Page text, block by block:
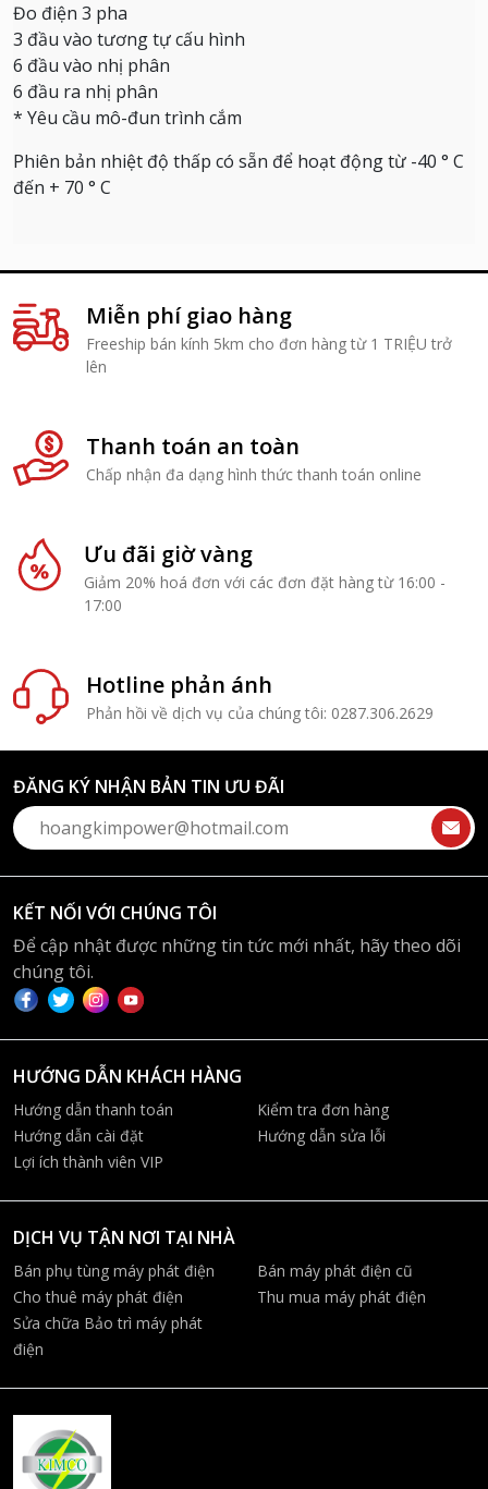
Đo điện 3 pha
3 đầu vào tương tự cấu hình
6 đầu vào nhị phân
6 đầu ra nhị phân
* Yêu cầu mô-đun trình cắm
Phiên bản nhiệt độ thấp có sẵn để hoạt động từ -40 ° C
đến + 70 ° C
Miễn phí giao hàng
Freeship bán kính 5km cho đơn hàng từ 1 TRIỆU trở
lên
Thanh toán an toàn
Chấp nhận đa dạng hình thức thanh toán online
Ưu đãi giờ vàng
Giảm 20% hoá đơn với các đơn đặt hàng từ 16:00 -
17:00
Hotline phản ánh
Phản hồi về dịch vụ của chúng tôi: 0287.306.2629
ĐĂNG KÝ NHẬN BẢN TIN ƯU ĐÃI
KẾT NỐI VỚI CHÚNG TÔI
Để cập nhật được những tin tức mới nhất, hãy theo dõi
chúng tôi.
HƯỚNG DẪN KHÁCH HÀNG
Hướng dẫn thanh toán
Kiểm tra đơn hàng
Hướng dẫn cài đặt
Hướng dẫn sửa lỗi
Lợi ích thành viên VIP
DỊCH VỤ TẬN NƠI TẠI NHÀ
Bán phụ tùng máy phát điện
Bán máy phát điện cũ
Cho thuê máy phát điện
Thu mua máy phát điện
Sửa chữa Bảo trì máy phát
điện